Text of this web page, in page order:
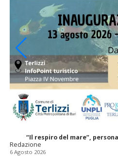
“Il respiro del mare”,
Redazione
6 Agosto 2026